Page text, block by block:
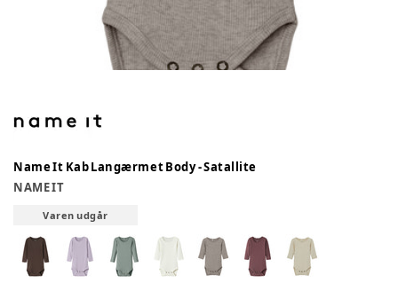
Name It Kab Langærmet Body - Satallite
NAME IT
Varen udgår